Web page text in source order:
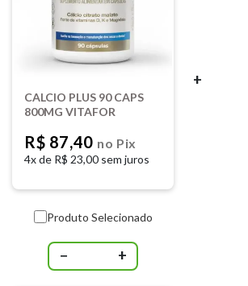
CALCIO PLUS 90 CAPS
800MG VITAFOR
R$ 87,40 no Pix
4x de R$ 23,00 sem juros
Produto Selecionado
− +
+